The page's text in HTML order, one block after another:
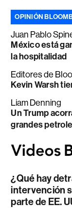
OPINIÓN
Juan Pablo
México está
la hospitalidad
Editores de
Kevin Warsh
Liam Denning
Un Trump
grandes
¿Qué hay
intervención
parte de EE.